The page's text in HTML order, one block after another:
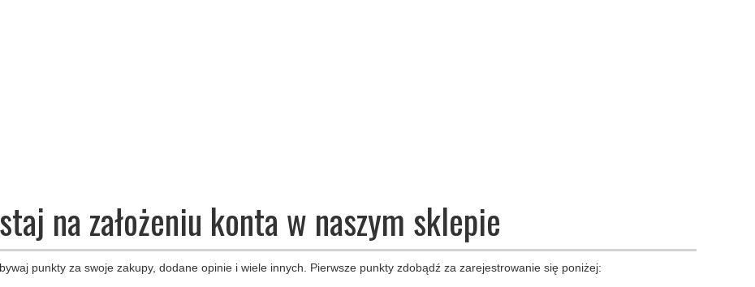
na założeniu konta w naszym sklepie
punkty za swoje zakupy, dodane opinie i wiele innych. Pierwsze punkty zdobądź za zarejestrowanie się poniżej: